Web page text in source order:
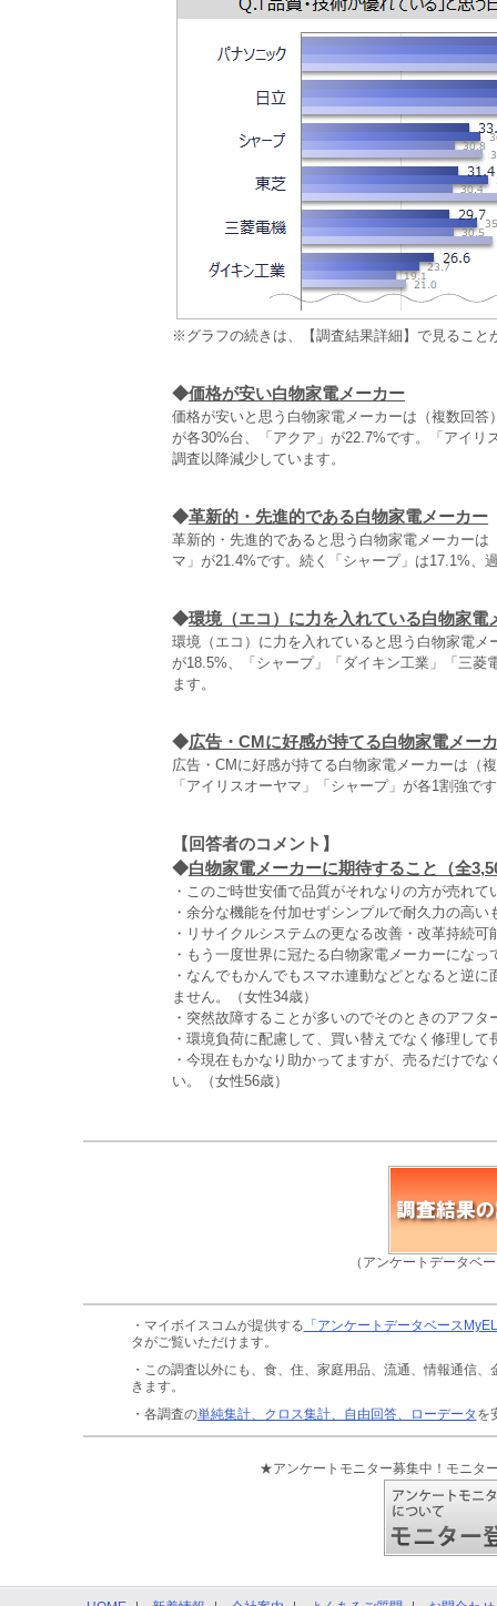
※グラフの続きは、【調査結果詳細】で見ること
◆価格が安い白物家電メーカー
価格が安いと思う白物家電メーカーは（複数回
が各30%台、「アクア」が22.7%です。「アイリ
調査以降減少しています。
◆革新的・先進的である白物家電メーカー
革新的・先進的であると思う白物家電メーカー
マ」が21.4%です。続く「シャープ」は17.1%、
◆環境（エコ）に力を入れている白物家電
環境（エコ）に力を入れていると思う白物家電
が18.5%、「シャープ」「ダイキン工業」「三
ます。
◆広告・CMに好感が持てる白物家電メー
広告・CMに好感が持てる白物家電メーカーは（
「アイリスオーヤマ」「シャープ」が各1割強で
【回答者のコメント】
◆白物家電メーカーに期待すること（全
・このご時世安価で品質がそれなりの方が売れ
・余分な機能を付加せずシンプルで耐久力の高
・リサイクルシステムの更なる改善・改革持続
・もう一度世界に冠たる白物家電メーカーにな
・なんでもかんでもスマホ連動などとなると逆
ません。（女性34歳）
・突然故障することが多いのでそのときのアフ
・環境負荷に配慮して、買い替えでなく修理し
・今現在もかなり助かってますが、売るだけで
い。（女性56歳）
（アンケートデータベ
・マイボイスコムが提供する 「アンケートデータベース
タがご覧いただけます。
・この調査以外にも、食、住、家庭用品、流通、情報通信、
きます。
・各調査の単純集計、クロス集計、自由回答、ローデータ を
★アンケートモニター募集中！モニタ